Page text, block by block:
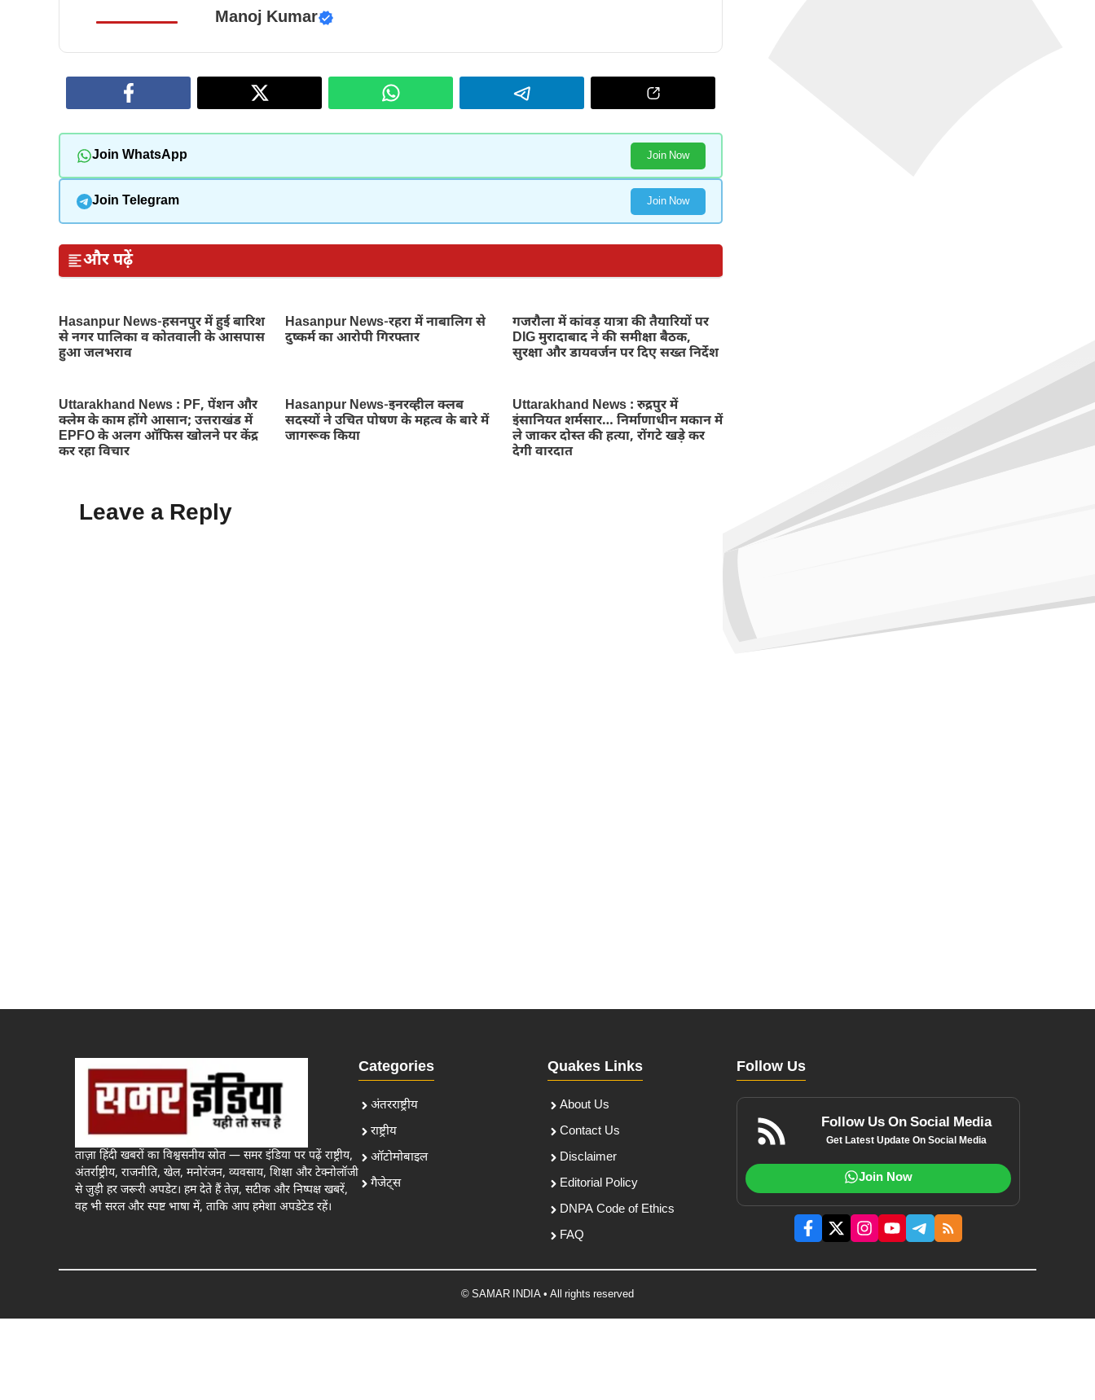
Manoj Kumar
Join WhatsApp Join Now
Join Telegram Join Now
और पढ़ें
Hasanpur News-हसनपुर में हुई बारिश
से नगर पालिका व कोतवाली के आसपास
हुआ जलभराव
Hasanpur News-रहरा में नाबालिग से
दुष्कर्म का आरोपी गिरफ्तार
गजरौला में कांवड़ यात्रा की तैयारियों पर
DIG मुरादाबाद ने की समीक्षा बैठक,
सुरक्षा और डायवर्जन पर दिए सख्त निर्देश
Uttarakhand News : PF, पेंशन और
क्लेम के काम होंगे आसान; उत्तराखंड में
EPFO के अलग ऑफिस खोलने पर केंद्र
कर रहा विचार
Hasanpur News-इनरव्हील क्लब
सदस्यों ने उचित पोषण के महत्व के बारे में
जागरूक किया
Uttarakhand News : रुद्रपुर में
इंसानियत शर्मसार… निर्माणाधीन मकान में
ले जाकर दोस्त की हत्या, रोंगटे खड़े कर
देगी वारदात
Leave a Reply
ताज़ा हिंदी खबरों का विश्वसनीय स्रोत — समर इंडिया पर पढ़ें राष्ट्रीय,
अंतर्राष्ट्रीय, राजनीति, खेल, मनोरंजन, व्यवसाय, शिक्षा और टेक्नोलॉजी
से जुड़ी हर जरूरी अपडेट। हम देते हैं तेज़, सटीक और निष्पक्ष खबरें,
वह भी सरल और स्पष्ट भाषा में, ताकि आप हमेशा अपडेटेड रहें।
Categories
अंतरराष्ट्रीय
राष्ट्रीय
ऑटोमोबाइल
गैजेट्स
Quakes Links
About Us
Contact Us
Disclaimer
Editorial Policy
DNPA Code of Ethics
FAQ
Follow Us
Follow Us On Social Media
Get Latest Update On Social Media
Join Now
© SAMAR INDIA • All rights reserved